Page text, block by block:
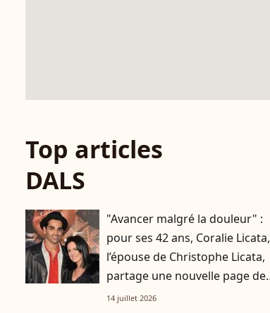
Top articles
DALS
"Avancer malgré la douleur" :
pour ses 42 ans, Coralie Licata,
l’épouse de Christophe Licata,
partage une nouvelle page de
son histoire
14 juillet 2026